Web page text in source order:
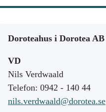
Doroteahus i Dorotea AB
VD
Nils Verdwaald
Telefon: 0942 - 140 44
nils.verdwaald@dorotea.se